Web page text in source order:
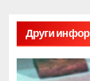
Други